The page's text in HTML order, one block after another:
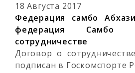
18 Августа 2017
Федерация самбо
федерация Самбо
сотрудничестве
Договор о
подписан в Госкомспорте